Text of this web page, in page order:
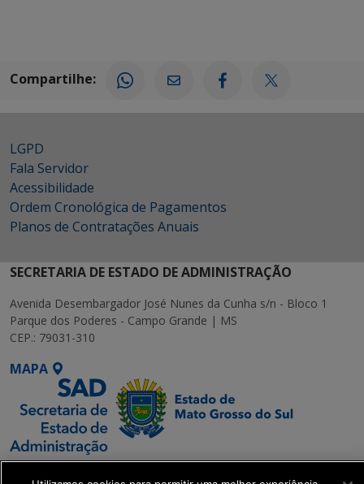
Compartilhe:
LGPD
Fala Servidor
Acessibilidade
Ordem Cronológica de Pagamentos
Planos de Contratações Anuais
SECRETARIA DE ESTADO DE ADMINISTRAÇÃO
Avenida Desembargador José Nunes da Cunha s/n - Bloco 1
Parque dos Poderes - Campo Grande | MS
CEP.: 79031-310
MAPA